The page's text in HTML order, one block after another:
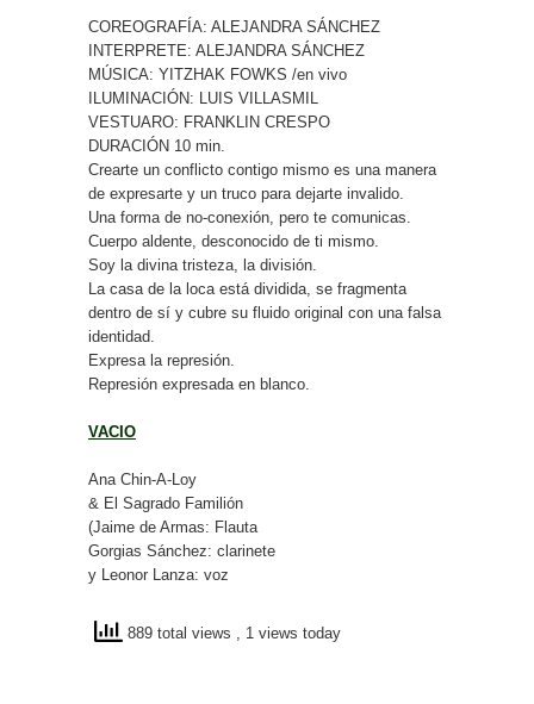
COREOGRAFÍA: ALEJANDRA SÁNCHEZ
INTERPRETE: ALEJANDRA SÁNCHEZ
MÚSICA: YITZHAK FOWKS /en vivo
ILUMINACIÓN: LUIS VILLASMIL
VESTUARO: FRANKLIN CRESPO
DURACIÓN 10 min.
Crearte un conflicto contigo mismo es una manera
de expresarte y un truco para dejarte invalido.
Una forma de no-conexión, pero te comunicas.
Cuerpo aldente, desconocido de ti mismo.
Soy la divina tristeza, la división.
La casa de la loca está dividida, se fragmenta
dentro de sí y cubre su fluido original con una falsa
identidad.
Expresa la represión.
Represión expresada en blanco.
VACIO
Ana Chin-A-Loy
& El Sagrado Familión
(Jaime de Armas: Flauta
Gorgias Sánchez: clarinete
y Leonor Lanza: voz
889 total views , 1 views today